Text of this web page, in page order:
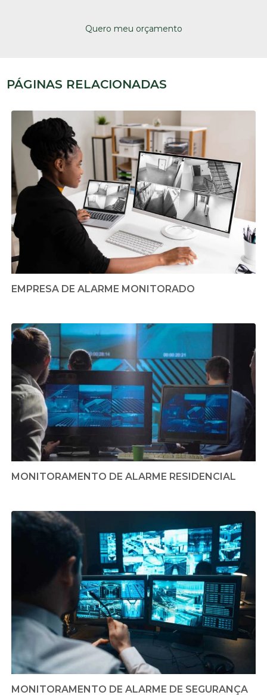
Quero meu orçamento
PÁGINAS RELACIONADAS
EMPRESA DE ALARME MONITORADO
MONITORAMENTO DE ALARME RESIDENCIAL
MONITORAMENTO DE ALARME DE SEGURANÇA